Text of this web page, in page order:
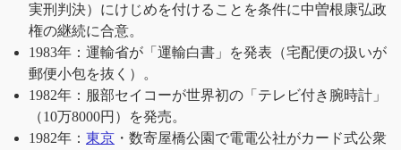
実刑判決）にけじめを付けることを条件に中曽根康弘政
権の継続に合意。
1983年：運輸省が「運輸白書」を発表（宅配便の扱いが
郵便小包を抜く）。
1982年：服部セイコーが世界初の「テレビ付き腕時計」
（10万8000円）を発売。
1982年： 東京 ・数寄屋橋公園で電電公社がカード式公衆